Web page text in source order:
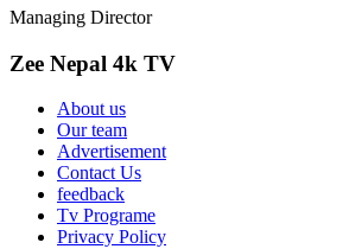
Managing Director
Zee Nepal 4k TV
About us
Our team
Advertisement
Contact Us
feedback
Tv Programe
Privacy Policy